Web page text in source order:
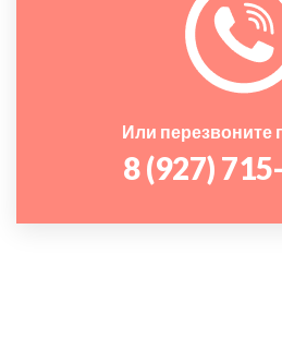
Или перезвоните
8 (927)